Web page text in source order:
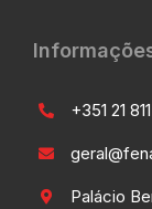
+351 21
Palácio